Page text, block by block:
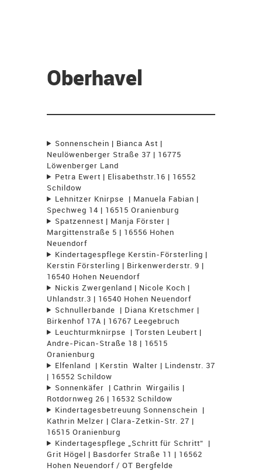
Oberhavel
Sonnenschein | Bianca Ast |
Neulöwenberger Straße 37 | 16775
Löwenberger Land
Petra Ewert | Elisabethstr.16 | 16552
Schildow
Lehnitzer Knirpse | Manuela Fabian |
Spechweg 14 | 16515 Oranienburg
Spatzennest | Manja Förster |
Margittenstraße 5 | 16556 Hohen
Neuendorf
Kindertagespflege Kerstin-Försterling |
Kerstin Försterling | Birkenwerderstr. 9 |
16540 Hohen Neuendorf
Nickis Zwergenland | Nicole Koch |
Uhlandstr.3 | 16540 Hohen Neuendorf
Schnullerbande | Diana Kretschmer |
Birkenhof 17A | 16767 Leegebruch
Leuchturmknirpse | Torsten Leubert |
Andre-Pican-Straße 18 | 16515
Oranienburg
Elfenland | Kerstin Walter | Lindenstr. 37
| 16552 Schildow
Sonnenkäfer | Cathrin Wirgailis |
Rotdornweg 26 | 16532 Schildow
Kindertagesbetreuung Sonnenschein |
Kathrin Melzer | Clara-Zetkin-Str. 27 |
16515 Oranienburg
Kindertagespflege „Schritt für Schritt“ |
Grit Högel | Basdorfer Straße 11 | 16562
Hohen Neuendorf / OT Bergfelde